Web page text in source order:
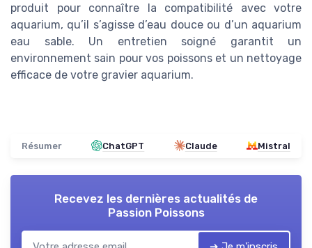
produit pour connaître la compatibilité avec votre
aquarium, qu’il s’agisse d’eau douce ou d’un aquarium
eau sable. Un entretien soigné garantit un
environnement sain pour vos poissons et un nettoyage
efficace de votre gravier aquarium.
Résumer ChatGPT Claude Mistral
Recevez les dernières actualités de
Passion Poissons